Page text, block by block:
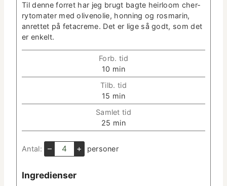
Til denne for­ret har jeg brugt bagte heir­loom cher­
ry­to­mater med oliveno­lie, hon­ning og ros­marin,
anret­tet på fetacreme. Det er lige så godt, som det
er enkelt.
Forb. tid
10 m
i
n
u
t
­
e
min
Tilb. tid
15 m
i
n
­
t
min
Sam­let tid
25 m
i
­
min
Antal: – + per­son­er
Ingre­di­enser